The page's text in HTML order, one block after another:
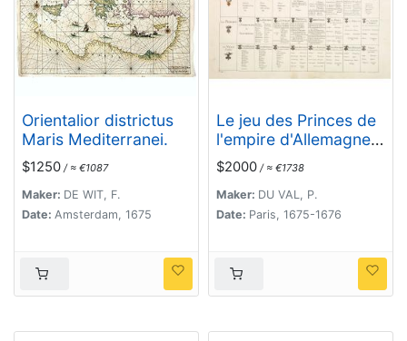
Orientalior districtus
Maris Mediterranei.
$1250 / ≈ €1087
Maker: DE WIT, F.
Date: Amsterdam, 1675
Le jeu des Princes de
l'empire d'Allemagne
par P. du Val. . .
$2000 / ≈ €1738
Maker: DU VAL, P.
Date: Paris, 1675-1676